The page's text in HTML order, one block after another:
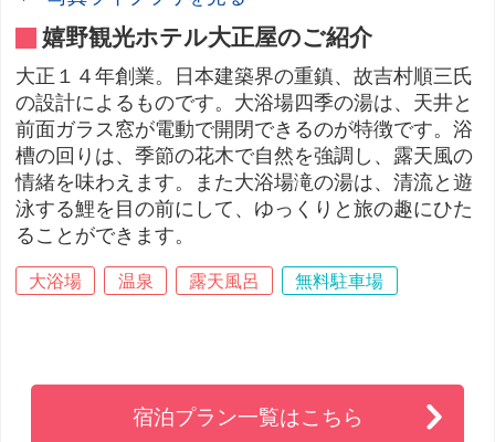
嬉野観光ホテル大正屋のご紹介
大正１４年創業。日本建築界の重鎮、故吉村順三氏
の設計によるものです。大浴場四季の湯は、天井と
前面ガラス窓が電動で開閉できるのが特徴です。浴
槽の回りは、季節の花木で自然を強調し、露天風の
情緒を味わえます。また大浴場滝の湯は、清流と遊
泳する鯉を目の前にして、ゆっくりと旅の趣にひた
ることができます。
大浴場 温泉 露天風呂 無料駐車場
宿泊プラン一覧はこちら